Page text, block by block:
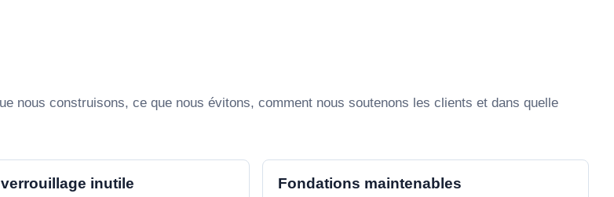
nous construisons, ce que nous évitons, comment nous soutenons les clients et dans quelle
inutile Fondations maintenables